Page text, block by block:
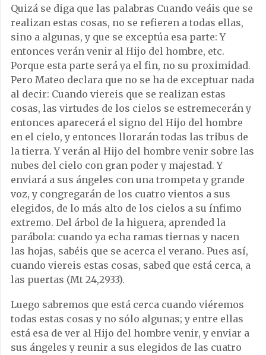
Quizá se diga que las palabras Cuando veáis que se
realizan estas cosas, no se refieren a todas ellas,
sino a algunas, y que se exceptúa esa parte: Y
entonces verán venir al Hijo del hombre, etc.
Porque esta parte será ya el fin, no su proximidad.
Pero Mateo declara que no se ha de exceptuar nada
al decir: Cuando viereis que se realizan estas
cosas, las virtudes de los cielos se estremecerán y
entonces aparecerá el signo del Hijo del hombre
en el cielo, y entonces llorarán todas las tribus de
la tierra. Y verán al Hijo del hombre venir sobre las
nubes del cielo con gran poder y majestad. Y
enviará a sus ángeles con una trompeta y grande
voz, y congregarán de los cuatro vientos a sus
elegidos, de lo más alto de los cielos a su ínfimo
extremo. Del árbol de la higuera, aprended la
parábola: cuando ya echa ramas tiernas y nacen
las hojas, sabéis que se acerca el verano. Pues así,
cuando viereis estas cosas, sabed que está cerca, a
las puertas (Mt 24,2933).
Luego sabremos que está cerca cuando viéremos
todas estas cosas y no sólo algunas; y entre ellas
está esa de ver al Hijo del hombre venir, y enviar a
sus ángeles y reunir a sus elegidos de las cuatro